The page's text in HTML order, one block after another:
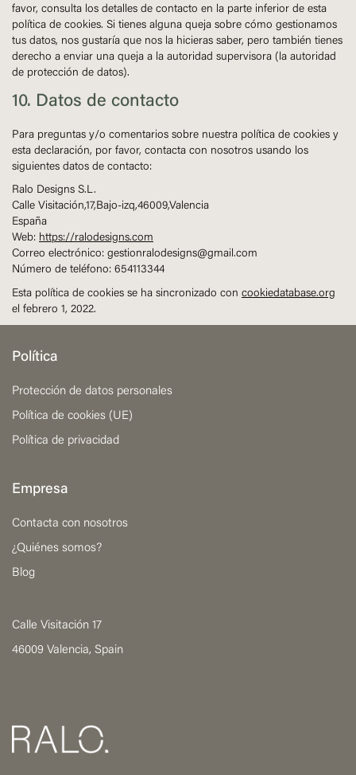
favor, consulta los detalles de contacto en la parte inferior de esta
política de cookies. Si tienes alguna queja sobre cómo gestionamos
tus datos, nos gustaría que nos la hicieras saber, pero también tienes
derecho a enviar una queja a la autoridad supervisora (la autoridad
de protección de datos).
10. Datos de contacto
Para preguntas y/o comentarios sobre nuestra política de cookies y
esta declaración, por favor, contacta con nosotros usando los
siguientes datos de contacto:
Ralo Designs S.L.
Calle Visitación,17,Bajo-izq,46009,Valencia
España
Web: https://ralodesigns.com
Correo electrónico: gestionralodesigns@gmail.com
Número de teléfono: 654113344
Esta política de cookies se ha sincronizado con cookiedatabase.org
el febrero 1, 2022.
Política
Protección de datos personales
Política de cookies (UE)
Política de privacidad
Empresa
Contacta con nosotros
¿Quiénes somos?
Blog
Calle Visitación 17
46009 Valencia, Spain